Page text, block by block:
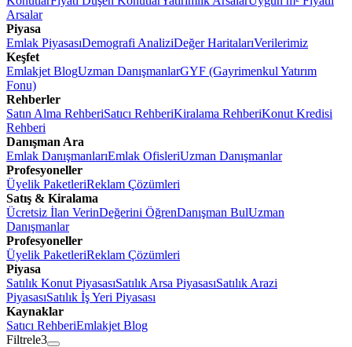
Arsalar
Piyasa
Emlak PiyasasıDemografi AnaliziDeğer HaritalarıVerilerimiz
Keşfet
Emlakjet BlogUzman DanışmanlarGYF (Gayrimenkul Yatırım
Fonu)
Rehberler
Satın Alma RehberiSatıcı RehberiKiralama RehberiKonut Kredisi
Rehberi
Danışman Ara
Emlak DanışmanlarıEmlak OfisleriUzman Danışmanlar
Profesyoneller
Üyelik PaketleriReklam Çözümleri
Satış & Kiralama
Ücretsiz İlan VerinDeğerini ÖğrenDanışman BulUzman
Danışmanlar
Profesyoneller
Üyelik PaketleriReklam Çözümleri
Piyasa
Satılık Konut PiyasasıSatılık Arsa PiyasasıSatılık Arazi
PiyasasıSatılık İş Yeri Piyasası
Kaynaklar
Satıcı RehberiEmlakjet Blog
Filtrele3